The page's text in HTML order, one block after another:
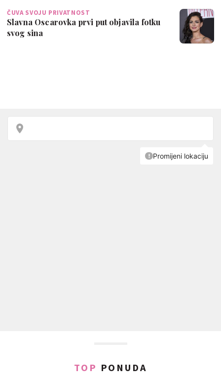
ČUVA SVOJU PRIVATNOST
Slavna Oscarovka prvi put objavila fotku
svog sina
TOP PONUDA